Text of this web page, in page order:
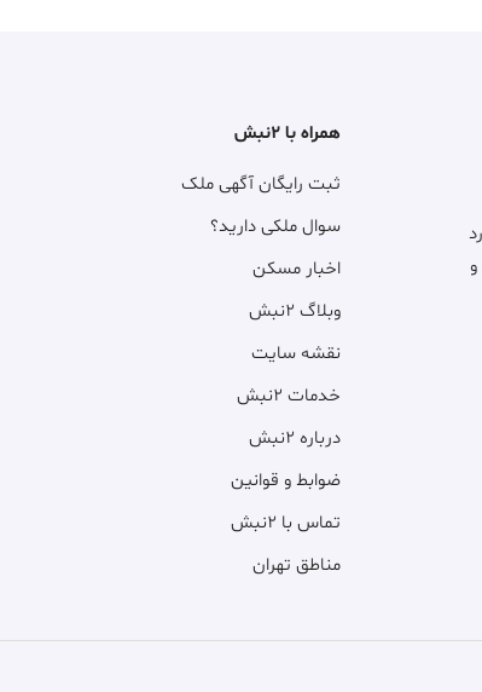
همراه با ۲نبش
ثبت رایگان آگهی ملک
سوال ملکی دارید؟
اخبار مسکن
وبلاگ ۲نبش
نقشه سایت
خدمات ۲نبش
درباره ۲نبش
ضوابط و قوانین
تماس با ۲نبش
مناطق تهران